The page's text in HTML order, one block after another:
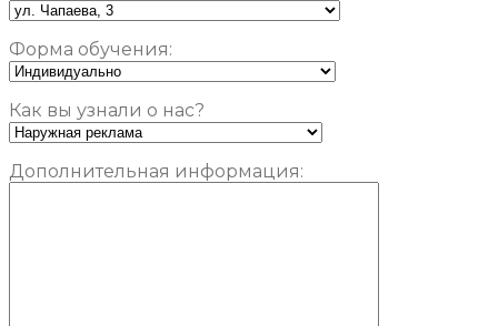
Форма обучения:
Как вы узнали о нас?
Дополнительная информация: